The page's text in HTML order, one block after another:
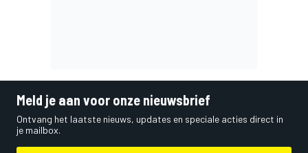
Meld je aan voor onze nieuwsbrief
Ontvang het laatste nieuws, updates en speciale acties direct in
je mailbox.